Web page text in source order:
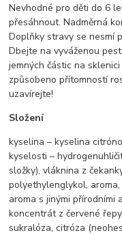
Nevhodné pro děti do 6
přesáhnout. Nadměrná
Doplňky stravy se nesmí
Dbejte na vyváženou
jemných částic na
způsobeno přítomností
uzavírejte!
Složení
kyselina – kyselina
kyselosti –
složky), vláknina z
polyethylenglykol,
aroma s jinými přírodními
koncentrát z červené
sukralóza, citróza